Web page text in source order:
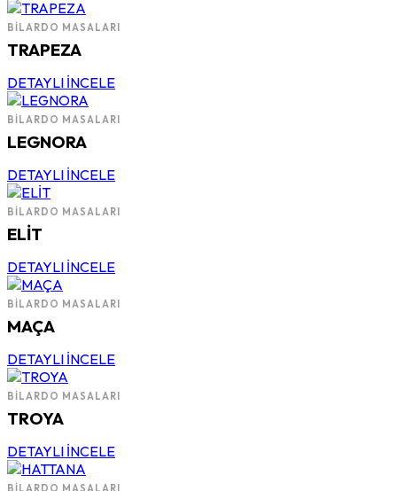
BILARDO MASALARI
TRAPEZA
DETAYLI İNCELE
BILARDO MASALARI
LEGNORA
DETAYLI İNCELE
BILARDO MASALARI
ELİT
DETAYLI İNCELE
BILARDO MASALARI
MAÇA
DETAYLI İNCELE
BILARDO MASALARI
TROYA
DETAYLI İNCELE
BILARDO MASALARI